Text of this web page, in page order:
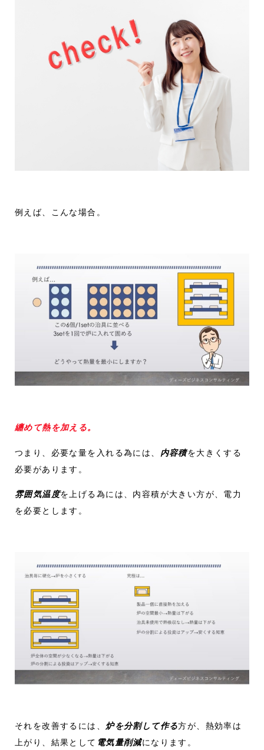
例えば、こんな場合。
纏めて熱を加える。
つまり、必要な量を入れる為には、 内容積を大きくする
必要があります。
雰囲気温度を上げる為には、内容積が大きい方が、電力
を必要とします。
それを改善するには、 炉を分割して作る方が、熱効率は
上がり、結果として 電気量削減になります。